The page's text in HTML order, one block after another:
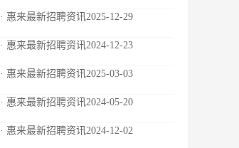
· 惠来最新招聘资讯2025-12-29
· 惠来最新招聘资讯2024-12-23
· 惠来最新招聘资讯2025-03-03
· 惠来最新招聘资讯2024-05-20
· 惠来最新招聘资讯2024-12-02